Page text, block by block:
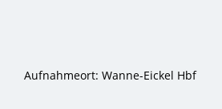
Aufnahmeort: Wanne-Eickel Hbf